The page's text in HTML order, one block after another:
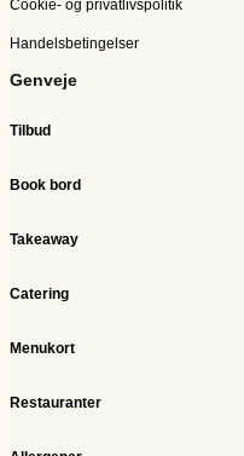
Cookie- og privatlivspolitik
Handelsbetingelser
Genveje
Tilbud
Book bord
Takeaway
Catering
Menukort
Restauranter